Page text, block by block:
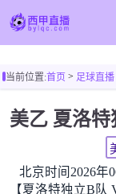
足球直播
西甲视频
当前位置:首页> 足球直播
北京时间2026年
【夏洛特独立B